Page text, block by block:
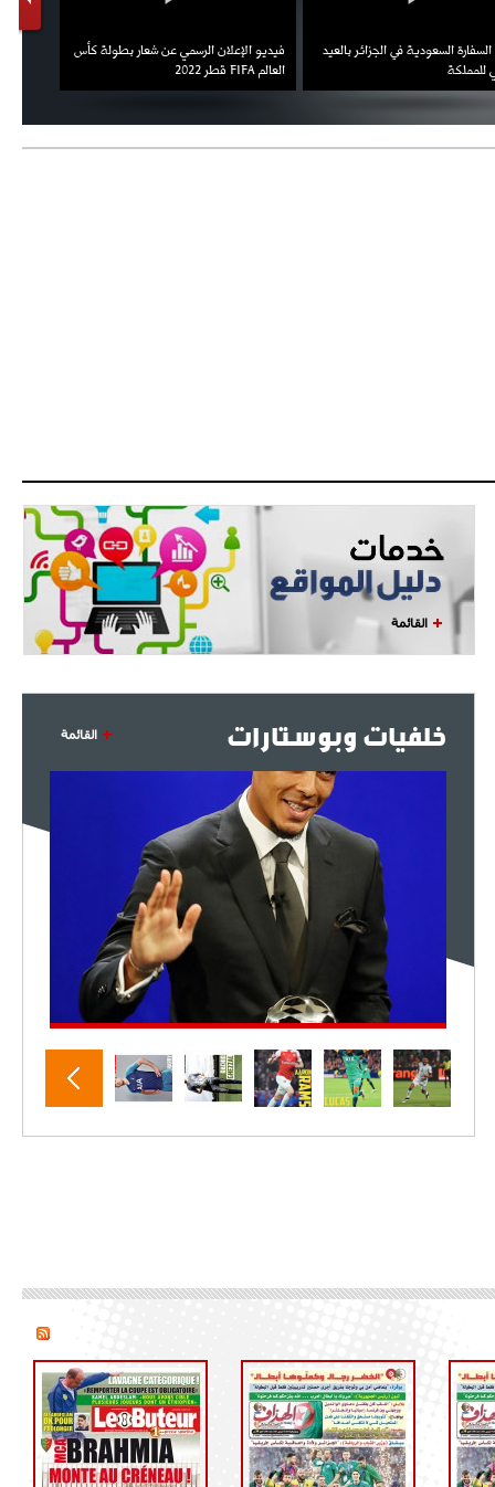
السعودية في الجزائر بالعيد
للمملكة
فيديو الإعلان الرسمي عن شعار بطولة كأس
العالم FIFA قطر 2022
القائمة
خلفيات وبوستارات القائمة